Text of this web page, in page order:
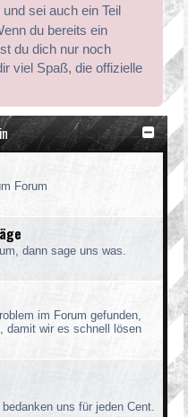
und sei auch ein Teil
du bereits ein
du dich nur noch
viel Spaß, die offizielle
Forum
dann sage uns was.
im Forum gefunden,
damit wir es schnell lösen
uns für jeden Cent.